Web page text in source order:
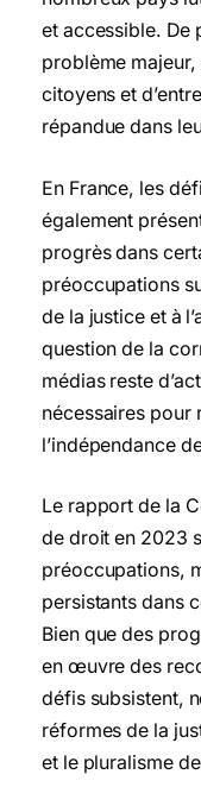
et accessible. De
problème
citoyens et
répandue dans
En France, les
également
progrès dans
préoccupations
de la justice et à
question de la
médias reste
nécessaires pour
l’indépendance
Le rapport de la
de droit en 2023
préoccupations,
persistants dans
Bien que des
en œuvre des
défis subsistent,
réformes de la
et le pluralisme